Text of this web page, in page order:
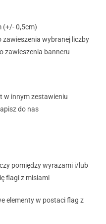
(+/- 0,5cm)
zawieszenia wybranej liczby
zawieszenia banneru
w innym zestawieniu
do nas
pomiędzy wyrazami i/lub
flagi z misiami
elementy w postaci flag z